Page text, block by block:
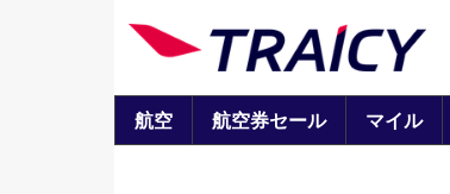
航空 航空券セール マイル